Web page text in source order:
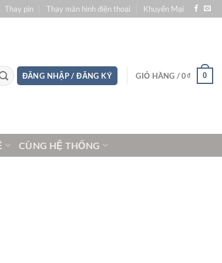
Thay pin Thay màn hình điện thoại Khuyến Mại
ĐĂNG NHẬP / ĐĂNG KÝ GIỎ HÀNG /0₫ 0
CÙNG HỆ THỐNG